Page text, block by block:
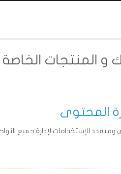
و المنتجات الخاصة
المحتوى
الإستخدامات لإدارة جميع